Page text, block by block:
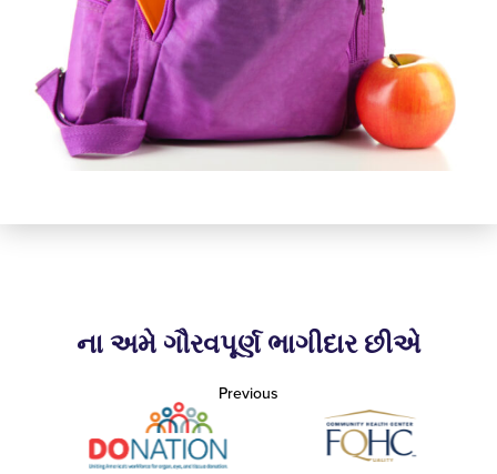
ના અમે ગૌરવપૂર્ણ ભાગીદાર છીએ
Previous